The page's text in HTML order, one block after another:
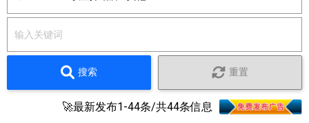
搜索 重置
🚀最新发布1-44条/共44条信息